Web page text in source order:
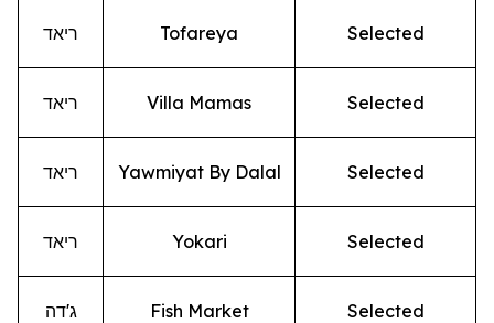
ריאד Tofareya Selected
ריאד Villa Mamas Selected
ריאד Yawmiyat By Dalal Selected
ריאד Yokari Selected
ג'דה Fish Market Selected